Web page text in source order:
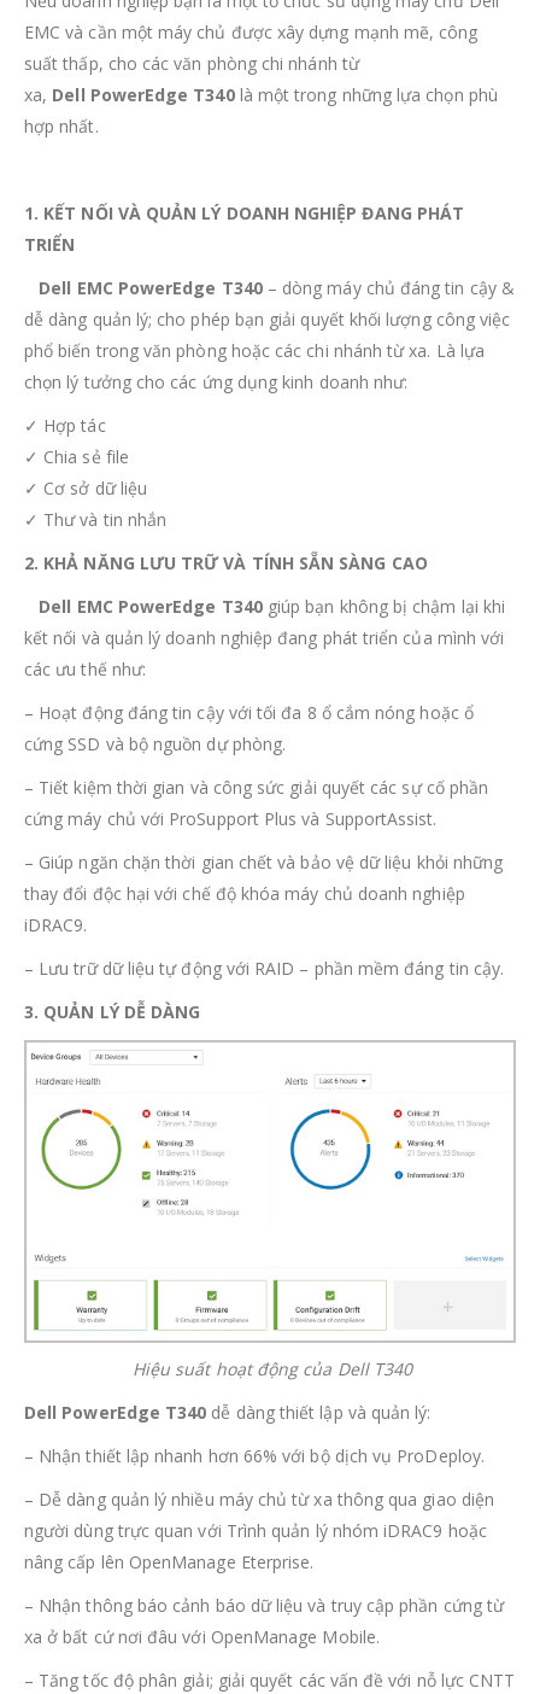
EMC và cần một máy chủ được xây dựng mạnh mẽ, công
suất thấp, cho các văn phòng chi nhánh từ
xa, Dell PowerEdge T340là một trong những lựa chọn phù
hợp nhất.
1. KẾT NỐI VÀ QUẢN LÝ DOANH NGHIỆP ĐANG PHÁT
TRIỂN
Dell EMC PowerEdge T340 – dòng máy chủ đáng tin cậy &
dễ dàng quản lý; cho phép bạn giải quyết khối lượng công việc
phổ biến trong văn phòng hoặc các chi nhánh từ xa. Là lựa
chọn lý tưởng cho các ứng dụng kinh doanh như:
✓ Hợp tác
✓ Chia sẻ file
✓ Cơ sở dữ liệu
✓ Thư và tin nhắn
2. KHẢ NĂNG LƯU TRỮ VÀ TÍNH SẴN SÀNG CAO
Dell EMC PowerEdge T340giúp bạn không bị chậm lại khi
kết nối và quản lý doanh nghiệp đang phát triển của mình với
các ưu thế như:
– Hoạt động đáng tin cậy với tối đa 8 ổ cắm nóng hoặc ổ
cứng SSD và bộ nguồn dự phòng.
– Tiết kiệm thời gian và công sức giải quyết các sự cố phần
cứng máy chủ với ProSupport Plus và SupportAssist.
– Giúp ngăn chặn thời gian chết và bảo vệ dữ liệu khỏi những
thay đổi độc hại với chế độ khóa máy chủ doanh nghiệp
iDRAC9.
– Lưu trữ dữ liệu tự động với RAID – phần mềm đáng tin cậy.
3. QUẢN LÝ DỄ DÀNG
Hiệu suất hoạt động của Dell T340
Dell PowerEdge T340 dễ dàng thiết lập và quản lý:
– Nhận thiết lập nhanh hơn 66% với bộ dịch vụ ProDeploy.
– Dễ dàng quản lý nhiều máy chủ từ xa thông qua giao diện
người dùng trực quan với Trình quản lý nhóm iDRAC9 hoặc
nâng cấp lên OpenManage Eterprise.
– Nhận thông báo cảnh báo dữ liệu và truy cập phần cứng từ
xa ở bất cứ nơi đâu với OpenManage Mobile.
– Tăng tốc độ phân giải; giải quyết các vấn đề với nỗ lực CNTT